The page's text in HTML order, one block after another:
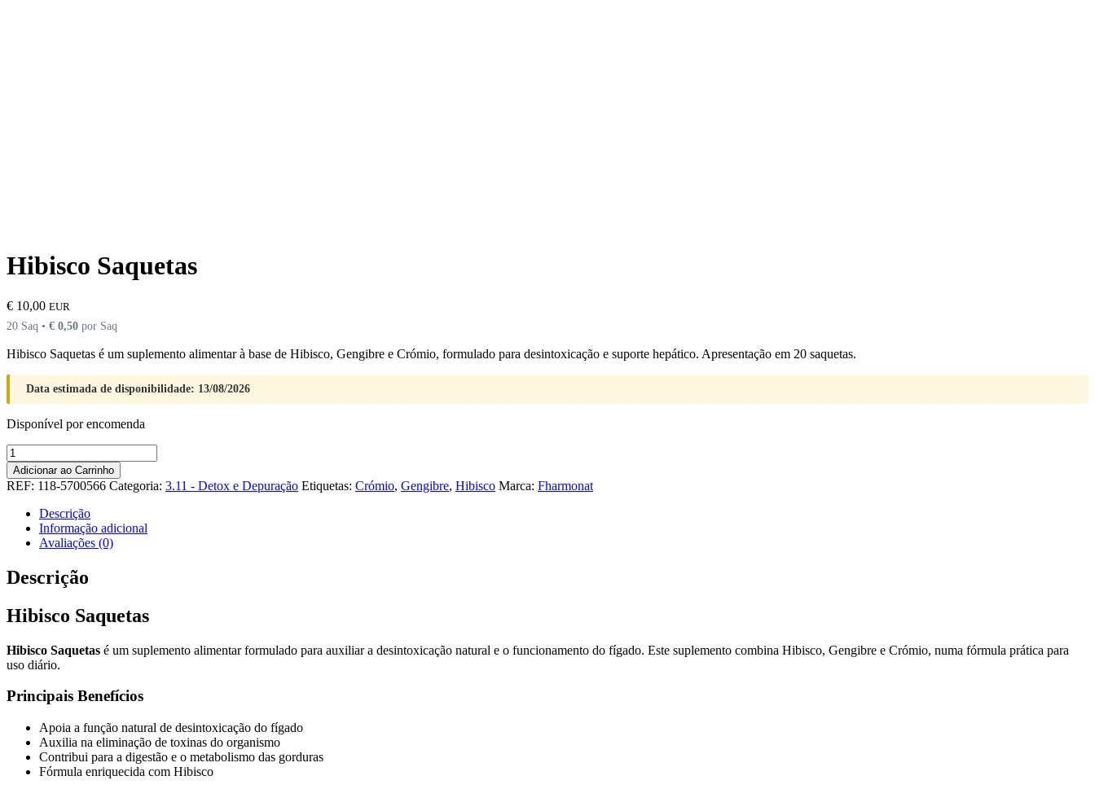
Hibisco Saquetas
€ 10,00 EUR
20 Saq • € 0,50 por Saq
Hibisco Saquetas é um suplemento alimentar à base de Hibisco, Gengibre e Crómio, formulado para desintoxicação e suporte hepático. Apresentação em 20 saquetas.
Data estimada de disponibilidade: 13/08/2026
Disponível por encomenda
Quantidade
de
Hibisco
Saquetas
Adicionar ao Carrinho
REF: 118-5700566 Categoria: 3.11 - Detox e Depuração Etiquetas: Crómio, Gengibre, Hibisco Marca: Fharmonat
Descrição
Informação adicional
Avaliações (0)
Descrição
Hibisco Saquetas
Hibisco Saquetas é um suplemento alimentar formulado para auxiliar a desintoxicação natural e o funcionamento do fígado. Este suplemento combina Hibisco, Gengibre e Crómio, numa fórmula prática para
uso diário.
Principais Benefícios
Apoia a função natural de desintoxicação do fígado
Auxilia na eliminação de toxinas do organismo
Contribui para a digestão e o metabolismo das gorduras
Fórmula enriquecida com Hibisco